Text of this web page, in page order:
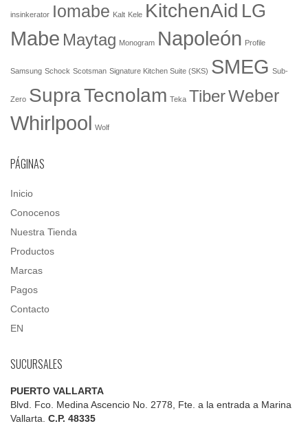
insinkerator Iomabe Kalt Kele KitchenAid LG
Mabe Maytag Monogram Napoleón Profile
Samsung Schock Scotsman Signature Kitchen Suite (SKS) SMEG Sub-
Zero SupraTecnolam Teka TiberWeber
Whirlpool Wolf
PÁGINAS
Inicio
Conocenos
Nuestra Tienda
Productos
Marcas
Pagos
Contacto
EN
SUCURSALES
PUERTO VALLARTA
Blvd. Fco. Medina Ascencio No. 2778, Fte. a la entrada a Marina
Vallarta. C.P. 48335